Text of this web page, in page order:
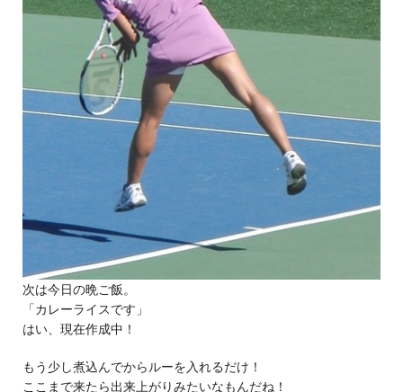
次は今日の晩ご飯。
「カレーライスです」
はい、現在作成中！
もう少し煮込んでからルーを入れるだけ！
ここまで来たら出来上がりみたいなもんだね！